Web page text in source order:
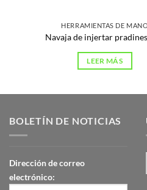
HERRAMIENTAS DE
Navaja de injertar
LEER MÁS
BOLETÍN DE NOTICIAS
Dirección de correo
electrónico: